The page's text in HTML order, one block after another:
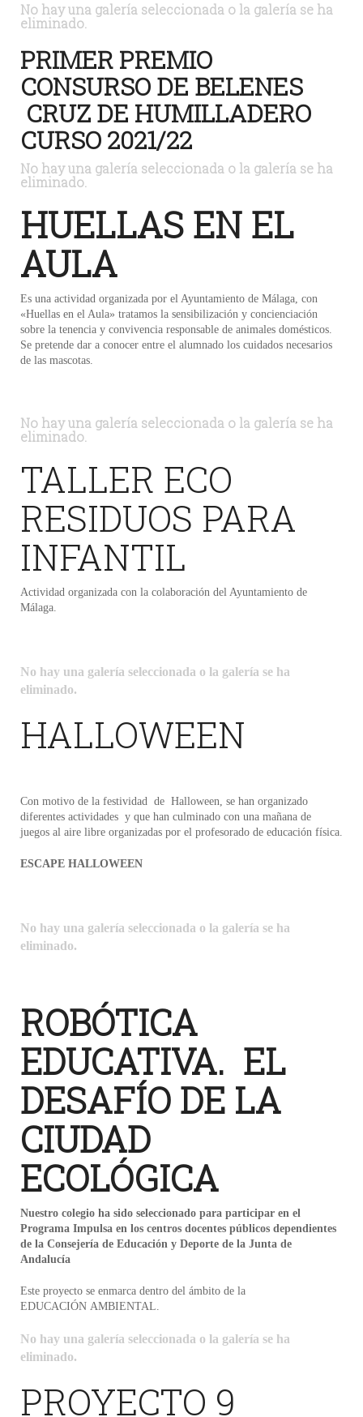
No hay una galería seleccionada o la galería se ha
eliminado.
PRIMER PREMIO
CONSURSO DE BELENES
CRUZ DE HUMILLADERO
CURSO 2021/22
No hay una galería seleccionada o la galería se ha
eliminado.
HUELLAS EN EL
AULA
Es una actividad organizada por el Ayuntamiento de Málaga, con
«Huellas en el Aula» tratamos la sensibilización y concienciación
sobre la tenencia y convivencia responsable de animales domésticos.
Se pretende dar a conocer entre el alumnado los cuidados necesarios
de las mascotas.
No hay una galería seleccionada o la galería se ha
eliminado.
TALLER ECO
RESIDUOS PARA
INFANTIL
Actividad organizada con la colaboración del Ayuntamiento de
Málaga.
No hay una galería seleccionada o la galería se ha
eliminado.
HALLOWEEN
Con motivo de la festividad de Halloween, se han organizado
diferentes actividades y que han culminado con una mañana de
juegos al aire libre organizadas por el profesorado de educación física.
ESCAPE HALLOWEEN
No hay una galería seleccionada o la galería se ha
eliminado.
ROBÓTICA
EDUCATIVA. EL
DESAFÍO DE LA
CIUDAD
ECOLÓGICA
Nuestro colegio ha sido seleccionado para participar en el
Programa Impulsa en los centros docentes públicos dependientes
de la Consejería de Educación y Deporte de la Junta de
Andalucía
Este proyecto se enmarca dentro del ámbito de la
EDUCACIÓN AMBIENTAL.
No hay una galería seleccionada o la galería se ha
eliminado.
PROYECTO 9